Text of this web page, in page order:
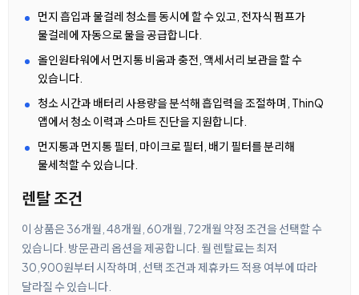
먼지 흡입과 물걸레 청소를 동시에 할 수 있고, 전자식 펌프가
물걸레에 자동으로 물을 공급합니다.
올인원타워에서 먼지통 비움과 충전, 액세서리 보관을 할 수
있습니다.
청소 시간과 배터리 사용량을 분석해 흡입력을 조절하며, ThinQ
앱에서 청소 이력과 스마트 진단을 지원합니다.
먼지통과 먼지통 필터, 마이크로 필터, 배기 필터를 분리해
물세척할 수 있습니다.
렌탈 조건
이 상품은 36개월, 48개월, 60개월, 72개월 약정 조건을 선택할 수
있습니다. 방문관리 옵션을 제공합니다. 월 렌탈료는 최저
30,900원부터 시작하며, 선택 조건과 제휴카드 적용 여부에 따라
달라질 수 있습니다.